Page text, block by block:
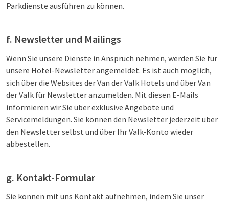
Parkdienste ausführen zu können.
f. Newsletter und Mailings
Wenn Sie unsere Dienste in Anspruch nehmen, werden Sie für
unsere Hotel-Newsletter angemeldet. Es ist auch möglich,
sich über die Websites der Van der Valk Hotels und über Van
der Valk für Newsletter anzumelden. Mit diesen E-Mails
informieren wir Sie über exklusive Angebote und
Servicemeldungen. Sie können den Newsletter jederzeit über
den Newsletter selbst und über Ihr Valk-Konto wieder
abbestellen.
g. Kontakt-Formular
Sie können mit uns Kontakt aufnehmen, indem Sie unser